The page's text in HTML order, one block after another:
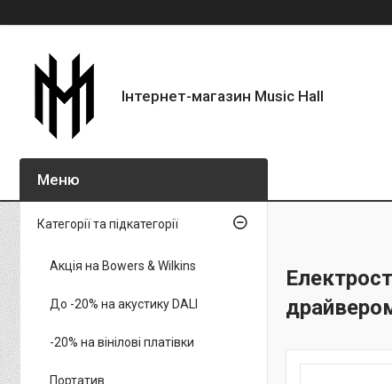
Інтернет-магазин Music Hall
Категорії та підкатегорії
Акція на Bowers & Wilkins
До -20% на акустику DALI
-20% на вінілові платівки
Портатив